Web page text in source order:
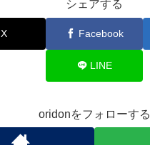
シェアする
X Facebook
LINE
oridonをフォローする